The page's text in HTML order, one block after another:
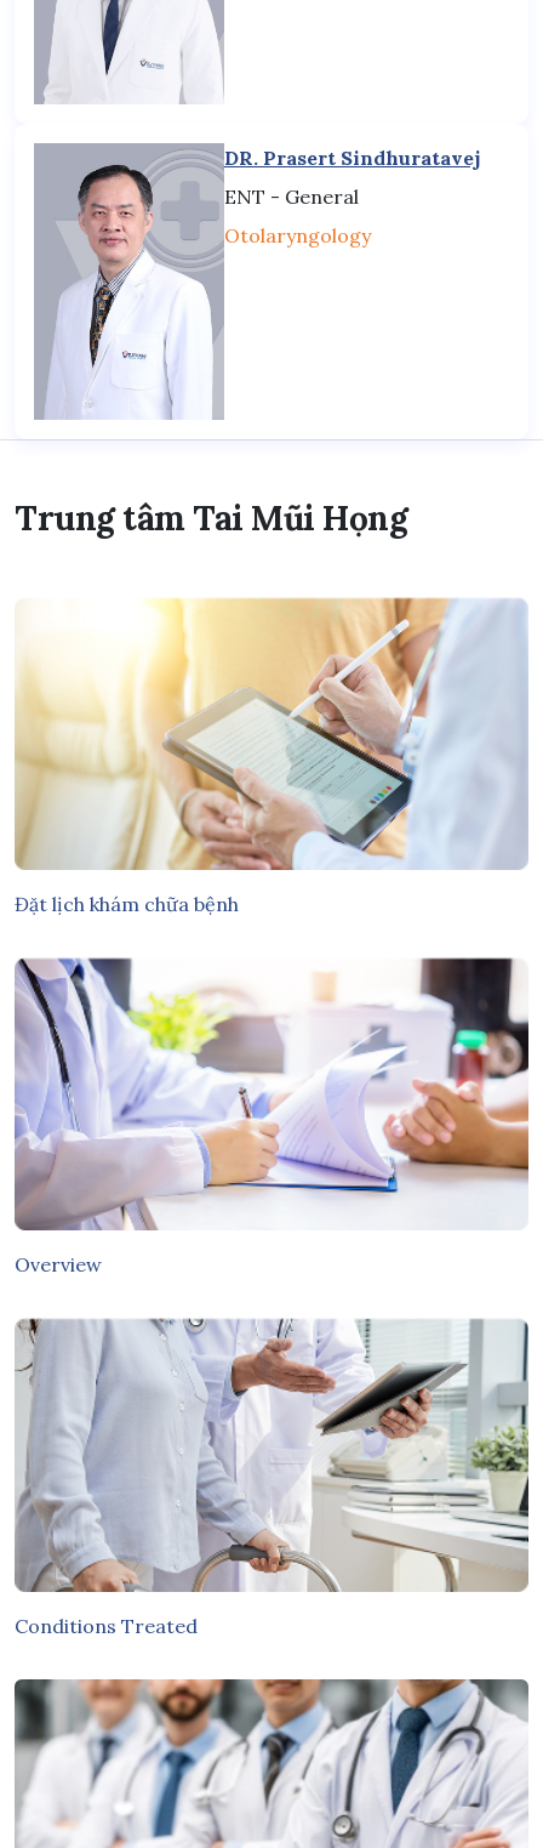
DR. Prasert Sindhuratavej
ENT - General
Otolaryngology
Trung tâm Tai Mũi Họng
Đặt lịch khám chữa bệnh
Overview
Conditions Treated